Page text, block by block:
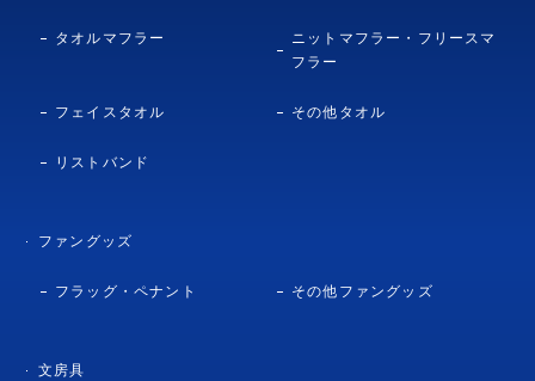
タオルマフラー
ニットマフラー・フリースマ
フラー
フェイスタオル その他タオル
リストバンド
ファングッズ
フラッグ・ペナント その他ファングッズ
文房具